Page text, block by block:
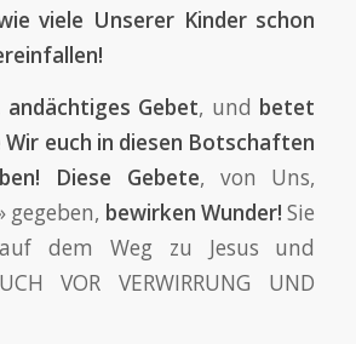
viele Unserer Kinder schon
Gebet, und betet
Wir euch in diesen Botschaften
Diese Gebete, von Uns,
gegeben, bewirken Wunder!Sie
dem Weg zu Jesus und
VOR VERWIRRUNG UND